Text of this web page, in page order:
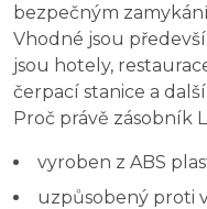
bezpečným
Vhodné jsou
jsou hotely,
čerpací stanice a další.
Proč právě zásobník
vyroben z ABS
uzpůsobený proti